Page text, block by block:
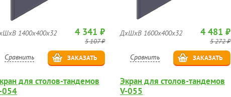
1400х400х32 4 341 ₽
5 107 ₽
Сравнить ЗАКАЗАТЬ
ДхШхВ 1600х400х32 4 481 ₽
5 272 ₽
Сравнить ЗАКАЗАТЬ
для столов-тандемов
054
Экран для столов-тандемов
V-055